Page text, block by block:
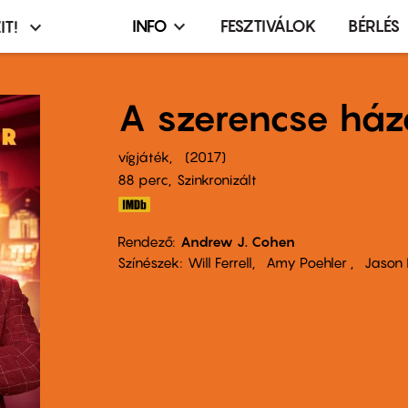
Infó,
terembérlés
menü
INFO FESZTIVÁLOK BÉRLÉS
A szerencse
vígjáték
2017
88 perc,
Szinkronizált
Rendező Andrew J. Cohen
Színészek
Will Ferrell Amy Poehler Jason